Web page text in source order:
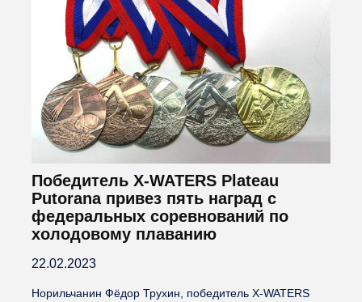
Победитель X-WATERS Plateau
Putorana привез пять наград с
федеральных соревнований по
холодовому плаванию
22.02.2023
Норильчанин Фёдор Трухин, победитель X-WATERS